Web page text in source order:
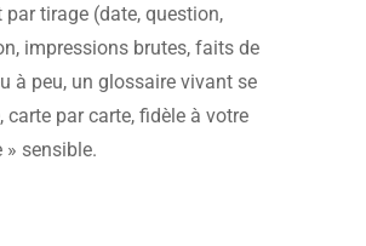
par tirage (date, question,
impressions brutes, faits de
à peu, un glossaire vivant se
carte par carte, fidèle à votre
» sensible.